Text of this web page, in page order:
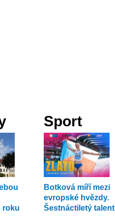
roku
Sport
Botková míří mezi
evropské hvězdy.
Šestnáctiletý talent